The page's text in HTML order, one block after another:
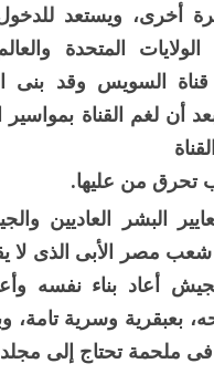
أخرى، ويستعد
المتحدة
السويس وقد بنى
أن لغم القناة بمواسير
تحرق من عليها.
البشر العاديين
مصر الأبى الذى لا
أعاد بناء نفسه
بعبقرية وسرية تامة،
ملحمة تحتاج إلى مجلد